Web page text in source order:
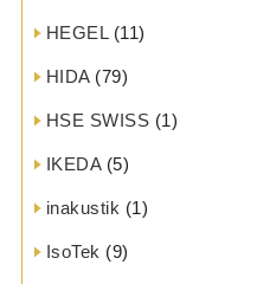
HEGEL(11)
HIDA(79)
HSE SWISS (1)
IKEDA(5)
inakustik (1)
IsoTek (9)